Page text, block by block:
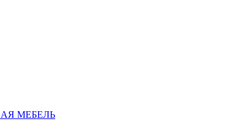
МЕБЕЛЬ